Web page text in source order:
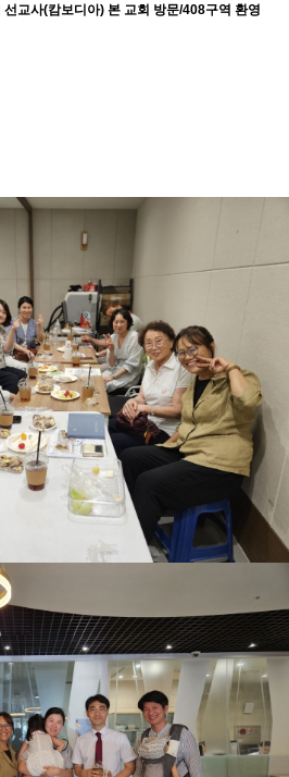
교사(캄보디아) 본 교회 방문/408구역 환영